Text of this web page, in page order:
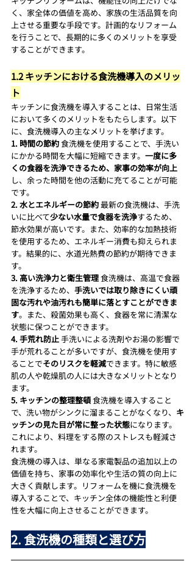
く、家全体の価値を高め、家族の生活品質を向
上させる重要な手段です。計画的なリフォーム
を行うことで、長期的に多くのメリットを享受
することができます。
1.2 キッチンにおける食洗機導入のメリッ
ト
キッチンに食洗機を導入することは、日常生活
において多くのメリットをもたらします。以下
に、食洗機導入の主なメリットを挙げます。
1. 時間の節約 食洗機を使用することで、手洗い
にかかる時間を大幅に短縮できます。 一度に多
くの食器を洗浄できるため、家事の効率が向上
し、余った時間を他の活動に充てることが可能
です。
2. 水とエネルギーの節約 最新の食洗機は、手洗
いに比べて少ない水量で食器を洗浄するため、
節水効果が高いです。また、効率的な加熱技術
を使用するため、エネルギー消費も抑えられま
す。結果的に、水道光熱費の節約が期待できま
す。
3. 高い洗浄力と衛生管理 食洗機は、高温で食器
を洗浄するため、 手洗いでは取り除きにくい頑
固な汚れや油汚れも簡単に落とすことができま
す。また、殺菌効果も高く、食器を常に清潔な
状態に保つことができます。
4. 手荒れ防止 手洗いによる洗剤やお湯の影響で
手が荒れることが多いですが、食洗機を使用す
ることでそのリスクを軽減できます。特に敏感
肌の人や乾燥肌の人には大きなメリットとなり
ます。
5. キッチンの整理整頓 食洗機を導入すること
で、洗い物がシンクに溜まることがなくなり、 キ
ッチンの見た目が常に整った状態になります。
これにより、料理をする際のストレスも軽減さ
れます。
食洗機の導入は、単なる家電製品の追加以上の
価値を持ち、家事の効率化や生活の質の向上に
大きく貢献します。リフォームを機に食洗機を
導入することで、キッチン全体の機能性と利便
性を大幅に向上させることができます。
2. 食洗機の種類と選び方